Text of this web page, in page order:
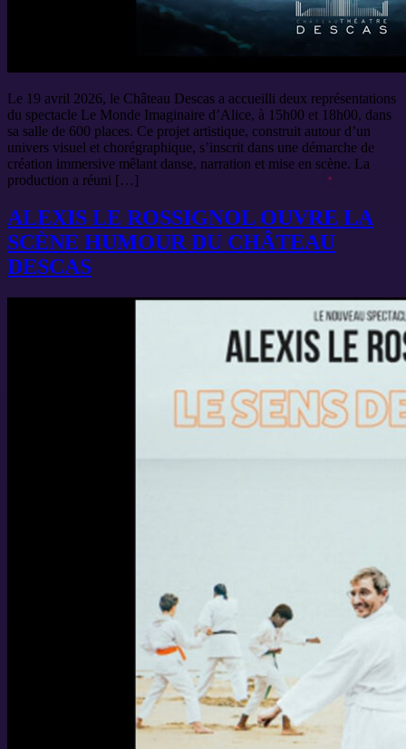
Le 19 avril 2026, le Château Descas a accueilli deux représentations
du spectacle Le Monde Imaginaire d’Alice, à 15h00 et 18h00, dans
sa salle de 600 places. Ce projet artistique, construit autour d’un
univers visuel et chorégraphique, s’inscrit dans une démarche de
création immersive mêlant danse, narration et mise en scène. La
production a réuni […]
ALEXIS LE ROSSIGNOL OUVRE LA
SCÈNE HUMOUR DU CHÂTEAU
DESCAS